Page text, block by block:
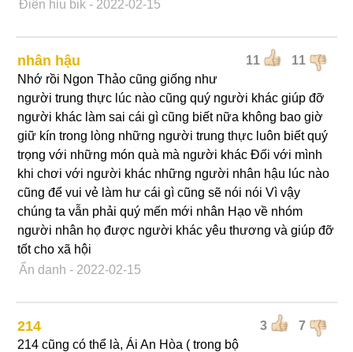
Điên hỉu bik - 2022-02-15
11 11
nhân hậu
Nhớ rồi Ngon Thảo cũng giống như
người trung thực lúc nào cũng quý người khác giúp đỡ
người khác làm sai cái gì cũng biết nữa không bao giờ
giữ kín trong lòng những người trung thực luôn biết quý
trọng với những món quà mà người khác Đối với mình
khi chơi với người khác những người nhân hậu lúc nào
cũng để vui vẻ làm hư cái gì cũng sẽ nói nói Vì vậy
chúng ta vẫn phải quý mến mới nhân Hạo về nhóm
người nhân họ được người khác yêu thương và giúp đỡ
tốt cho xã hội
Ẩn danh - 2022-02-15
3 7
214
214 cũng có thể là, Ái An Hòa ( trong bộ